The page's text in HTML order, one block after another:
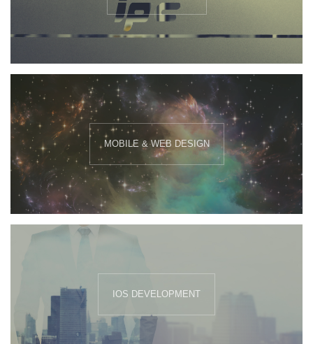
MOBILE & WEB DESIGN
IOS DEVELOPMENT